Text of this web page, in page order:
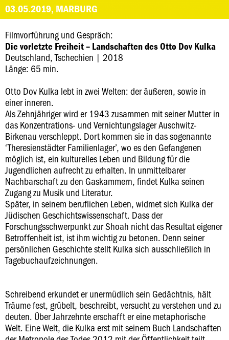
03.05.2019, MARBURG
Filmvorführung und Gespräch:
Die vorletzte Freiheit – Landschaften des Otto Dov Kulka
Deutschland, Tschechien | 2018
Länge: 65 min.
Otto Dov Kulka lebt in zwei Welten: der äußeren, sowie in
einer inneren.
Als Zehnjähriger wird er 1943 zusammen mit seiner Mutter in
das Konzentrations- und Vernichtungslager Auschwitz-
Birkenau verschleppt. Dort kommen sie in das sogenannte
‘Theresienstädter Familienlager’, wo es den Gefangenen
möglich ist, ein kulturelles Leben und Bildung für die
Jugendlichen aufrecht zu erhalten. In unmittelbarer
Nachbarschaft zu den Gaskammern, findet Kulka seinen
Zugang zu Musik und Literatur.
Später, in seinem beruflichen Leben, widmet sich Kulka der
Jüdischen Geschichtswissenschaft. Dass der
Forschungsschwerpunkt zur Shoah nicht das Resultat eigener
Betroffenheit ist, ist ihm wichtig zu betonen. Denn seiner
persönlichen Geschichte stellt Kulka sich ausschließlich in
Tagebuchaufzeichnungen.
Schreibend erkundet er unermüdlich sein Gedächtnis, hält
Träume fest, grübelt, beschreibt, versucht zu verstehen und zu
deuten. Über Jahrzehnte erschafft er eine metaphorische
Welt. Eine Welt, die Kulka erst mit seinem Buch Landschaften